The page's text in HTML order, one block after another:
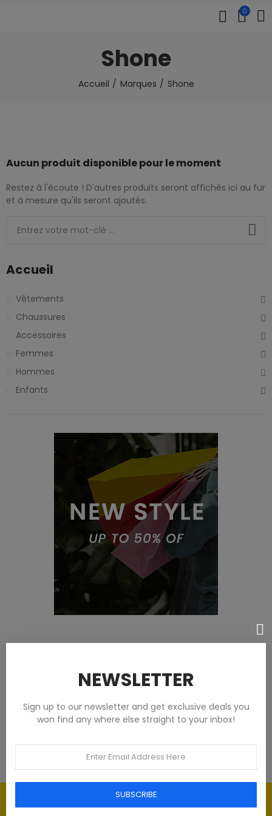
0
Shone
Accueil Marques Shone
Aucun produit disponible pour le moment
Restez à l'écoute ! D'autres produits seront affichés ici au fur
et à mesure qu'ils seront ajoutés.
Accueil
Vêtements
Chaussures
Accessoires
Femmes
Hommes
Enfants
Tommy Hilfiger Chemises - Homme -
93,00 €
Élégance intemporelle : l'art du
NEWSLETTER
Sign up to our newsletter and get exclusive deals you
won find any where else straight to your inbox!
SUBSCRIBE